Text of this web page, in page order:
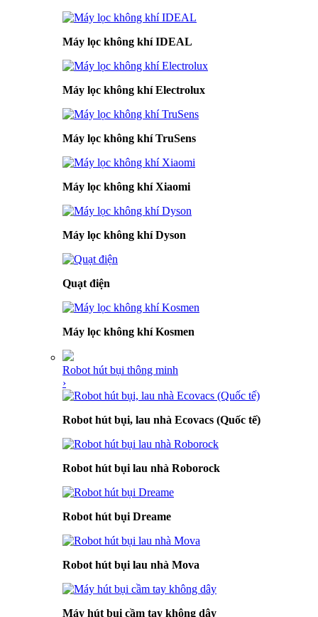
Máy lọc không khí IDEAL
Máy lọc không khí Electrolux
Máy lọc không khí TruSens
Máy lọc không khí Xiaomi
Máy lọc không khí Dyson
Quạt điện
Máy lọc không khí Kosmen
Robot hút bụi thông minh
›
Robot hút bụi, lau nhà Ecovacs (Quốc tế)
Robot hút bụi lau nhà Roborock
Robot hút bụi Dreame
Robot hút bụi lau nhà Mova
Máy hút bụi cầm tay không dây